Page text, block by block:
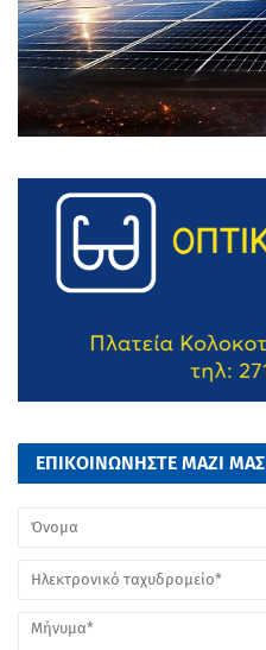
ΕΠΙΚΟΙΝΩΝΗΣΤΕ ΜΑΖΙ ΜΑΣ